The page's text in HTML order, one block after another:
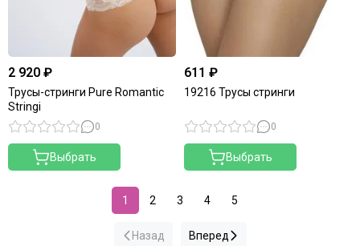
2 920 ₽
Трусы-стринги Pure Romantic
Stringi
0
Выбрать
611 ₽
19216 Трусы стринги
0
Выбрать
Назад
1 2 3 4 5
Вперед